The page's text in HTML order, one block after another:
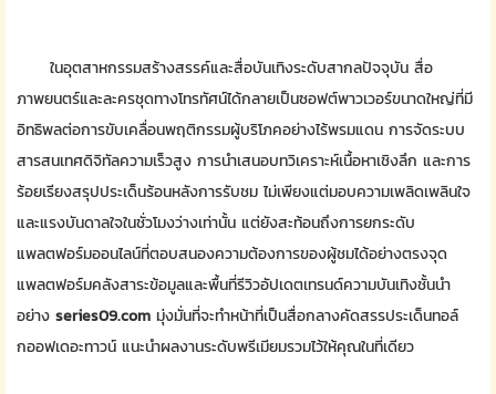
ในอุตสาหกรรมสร้างสรรค์และสื่อบันเทิงระดับสากลปัจจุบัน สื่อ
ภาพยนตร์และละครชุดทางโทรทัศน์ได้กลายเป็นซอฟต์พาวเวอร์ขนาดใหญ่ที่มี
อิทธิพลต่อการขับเคลื่อนพฤติกรรมผู้บริโภคอย่างไร้พรมแดน การจัดระบบ
สารสนเทศดิจิทัลความเร็วสูง การนำเสนอบทวิเคราะห์เนื้อหาเชิงลึก และการ
ร้อยเรียงสรุปประเด็นร้อนหลังการรับชม ไม่เพียงแต่มอบความเพลิดเพลินใจ
และแรงบันดาลใจในชั่วโมงว่างเท่านั้น แต่ยังสะท้อนถึงการยกระดับ
แพลตฟอร์มออนไลน์ที่ตอบสนองความต้องการของผู้ชมได้อย่างตรงจุด
แพลตฟอร์มคลังสาระข้อมูลและพื้นที่รีวิวอัปเดตเทรนด์ความบันเทิงชั้นนำ
อย่าง series09.comมุ่งมั่นที่จะทำหน้าที่เป็นสื่อกลางคัดสรรประเด็นทอล์
กออฟเดอะทาวน์ แนะนำผลงานระดับพรีเมียมรวมไว้ให้คุณในที่เดียว